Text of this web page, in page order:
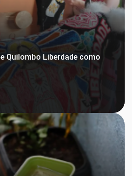
Quilombo Liberdade como